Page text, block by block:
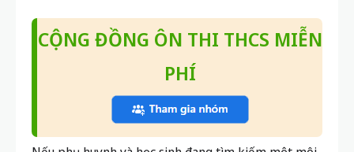
Bạn tham khảo chuyên mụcTrang chủ Novateenđể
xem các bài phân tích, mẹo học tập, dạy con và tâm
lý dành cho học sinh hiện đại.
học sinh nên ghi chép bằng digital note
phụ thuộc vào mục tiêu học tập và sở
thích cá nhân. Hy vọng qua bài viết này, bạn sẽ chọn